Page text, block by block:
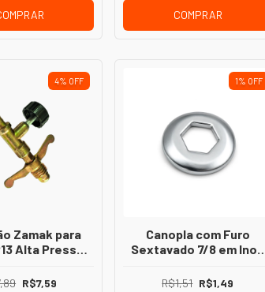
COMPRAR
4% OFF
Zamak para
Alta Pressão
ou 5/16
R$7,59
1% OFF
Canopla com Furo
Sextavado 7/8 em Inox
Proteção para
R$1,51 R$1,49